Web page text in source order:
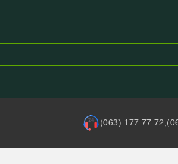
(063) 177 77 72,